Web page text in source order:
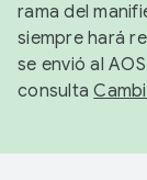
rama del
siempre hará
se envió al
consulta